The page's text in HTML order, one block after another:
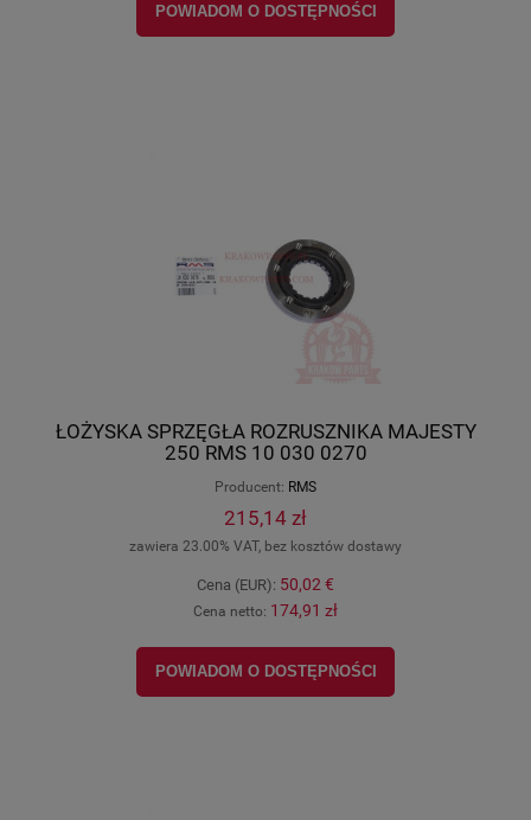
POWIADOM O DOSTĘPNOŚCI
ŁOŻYSKA SPRZĘGŁA ROZRUSZNIKA MAJESTY
250 RMS 10 030 0270
Producent: RMS
215,14 zł
zawiera 23.00% VAT, bez kosztów dostawy
Cena (EUR): 50,02 €
Cena netto: 174,91 zł
POWIADOM O DOSTĘPNOŚCI